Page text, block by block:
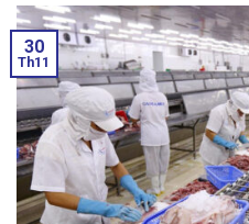
30
Th11